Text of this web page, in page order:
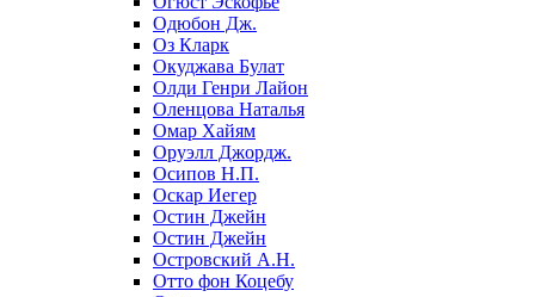
Одюбон Дж.
Оз Кларк
Окуджава Булат
Олди Генри Лайон
Оленцова Наталья
Омар Хайям
Оруэлл Джордж.
Осипов Н.П.
Оскар Иегер
Остин Джейн
Остин Джейн
Островский А.Н.
Отто фон Коцебу